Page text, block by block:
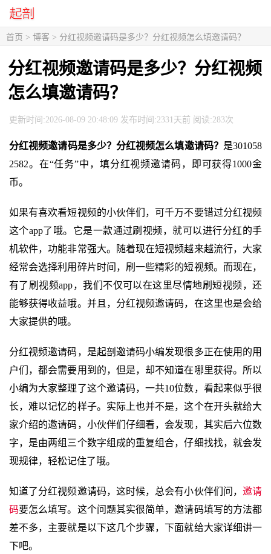
首页 > 博客 > 分红视频邀请码是多少？分红视频怎么填邀请码？
分红视频邀请码是多少？分红视频
怎么填邀请码？
更新时间:2026-08-09 20:48:09 发布时间:2331天前 阅读:283次
分红视频邀请码是多少？分红视频怎么填邀请码？ 是301058
2582。在“任务”中，填分红视频邀请码，即可获得1000金
币。
如果有喜欢看短视频的小伙伴们，可千万不要错过分红视频
这个app了哦。它是一款通过刷视频，就可以进行分红的手
机软件，功能非常强大。随着现在短视频越来越流行，大家
经常会选择利用碎片时间，刷一些精彩的短视频。而现在，
有了刷视频app，我们不仅可以在这里尽情地刷短视频，还
能够获得收益哦。并且，分红视频邀请码，在这里也是会给
大家提供的哦。
分红视频邀请码，是起剖邀请码小编发现很多正在使用的用
户们，都会需要用到的，但是，却不知道在哪里获得。所以
小编为大家整理了这个邀请码，一共10位数，看起来似乎很
长，难以记忆的样子。实际上也并不是，这个在开头就给大
家介绍的邀请码，小伙伴们仔细看，会发现，其实后六位数
字，是由两组三个数字组成的重复组合，仔细找找，就会发
现规律，轻松记住了哦。
知道了分红视频邀请码，这时候，总会有小伙伴们问， 邀请
码要怎么填写。这个问题其实很简单，邀请码填写的方法都
差不多，主要就是以下这几个步骤，下面就给大家详细讲一
下吧。